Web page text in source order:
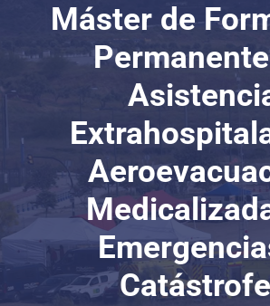
Máster de